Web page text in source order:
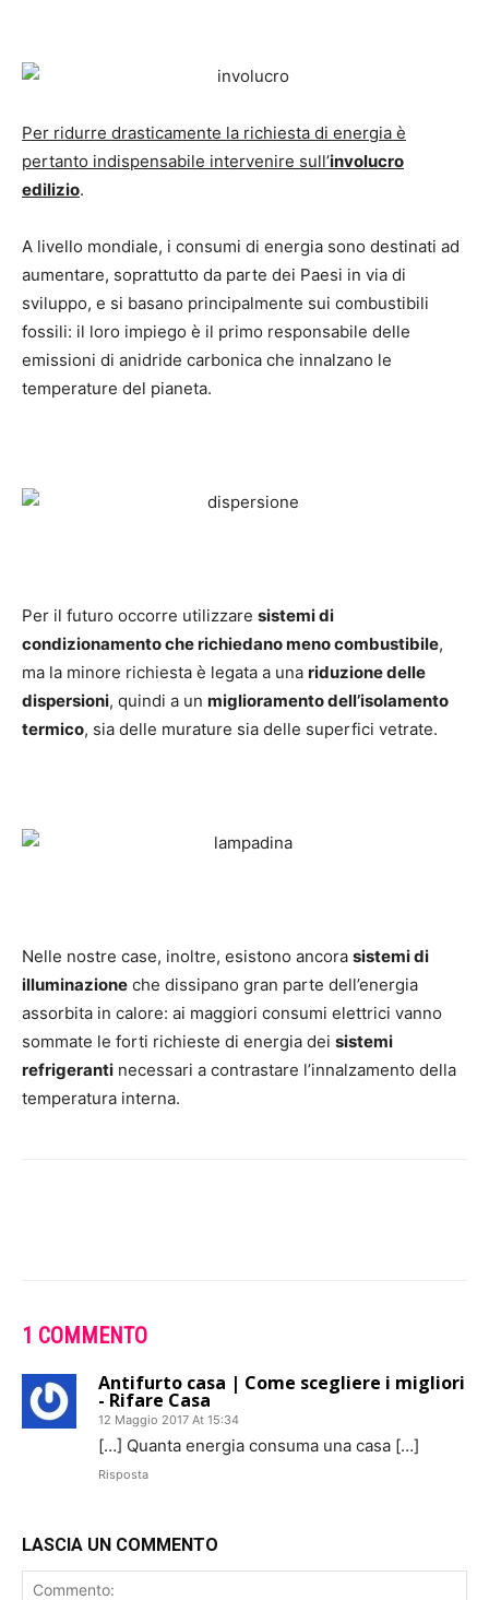
Per ridurre drasticamente la richiesta di energia è
pertanto indispensabile intervenire sull’involucro
edilizio.
A livello mondiale, i consumi di energia sono destinati ad
aumentare, soprattutto da parte dei Paesi in via di
sviluppo, e si basano principalmente sui combustibili
fossili: il loro impiego è il primo responsabile delle
emissioni di anidride carbonica che innalzano le
temperature del pianeta.
Per il futuro occorre utilizzare sistemi di
condizionamento che richiedano meno combustibile,
ma la minore richiesta è legata a una riduzione delle
dispersioni, quindi a un miglioramento dell’isolamento
termico, sia delle murature sia delle superfici vetrate.
Nelle nostre case, inoltre, esistono ancora sistemi di
illuminazione che dissipano gran parte dell’energia
assorbita in calore: ai maggiori consumi elettrici vanno
sommate le forti richieste di energia dei sistemi
refrigeranti necessari a contrastare l’innalzamento della
temperatura interna.
1 COMMENTO
Antifurto casa | Come scegliere i migliori
- Rifare Casa
12 Maggio 2017 At 15:34
[…] Quanta energia consuma una casa […]
Risposta
LASCIA UN COMMENTO